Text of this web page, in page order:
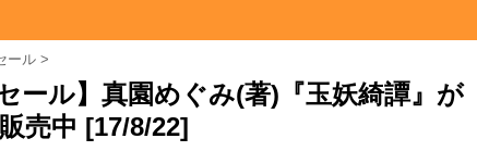
ール >
ール】真園めぐみ(著)『玉妖綺譚』が
売中 [17/8/22]